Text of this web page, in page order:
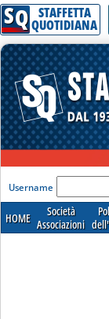
SQ STAFFETTA
QUOTIDIANA
'Modulo
Username
HOME
Società
Associazioni